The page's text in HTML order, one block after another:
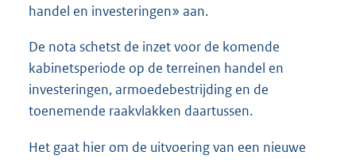
handel en investeringen» aan.
De nota schetst de inzet voor de komende
kabinetsperiode op de terreinen handel en
investeringen, armoedebestrijding en de
toenemende raakvlakken daartussen.
Het gaat hier om de uitvoering van een nieuwe